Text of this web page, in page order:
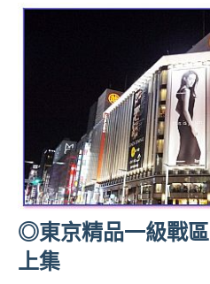
亞
旅
遊、
達
人
帶
路、
◎東京精品一級戰區
上集